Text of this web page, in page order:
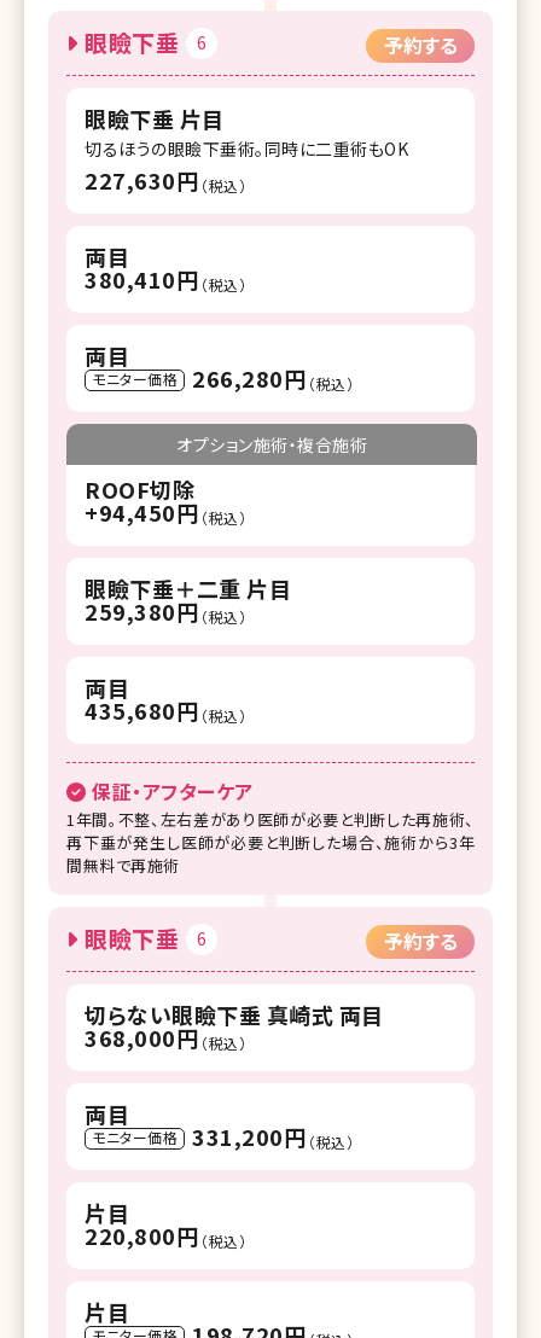
眼瞼下垂 6 予約する
眼瞼下垂 片目
切るほうの眼瞼下垂術。同時に二重術もOK
227,630円 （税込）
両目
380,410円 （税込）
両目
モニター価格 266,280円 （税込）
オプション施術・複合施術
ROOF切除
+94,450円 （税込）
眼瞼下垂＋二重 片目
259,380円 （税込）
両目
435,680円 （税込）
保証・アフターケア
1年間。不整、左右差があり医師が必要と判断した再施術、
再下垂が発生し医師が必要と判断した場合、施術から3年
間無料で再施術
眼瞼下垂 6 予約する
切らない眼瞼下垂 真崎式 両目
368,000円 （税込）
両目
モニター価格 331,200円 （税込）
片目
220,800円 （税込）
片目